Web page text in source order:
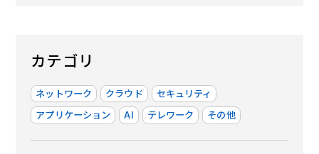
カテゴリ
ネットワーク クラウド
セキュリティ
アプリケーション
AI テレワーク その他